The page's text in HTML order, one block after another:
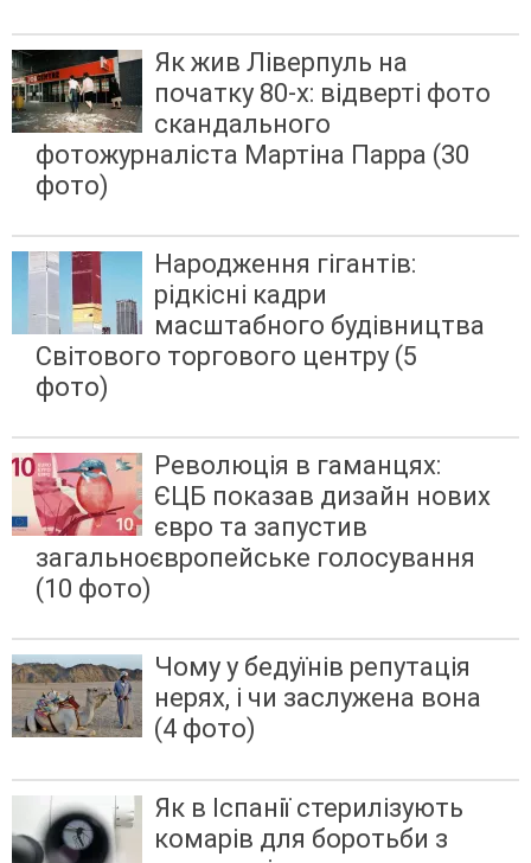
Як жив Ліверпуль на
початку 80-х: відверті фото
скандального
фотожурналіста Мартіна Парра (30
фото)
Народження гігантів:
рідкісні кадри
масштабного будівництва
Світового торгового центру (5
фото)
Революція в гаманцях:
ЄЦБ показав дизайн нових
євро та запустив
загальноєвропейське голосування
(10 фото)
Чому у бедуїнів репутація
нерях, і чи заслужена вона
(4 фото)
Як в Іспанії стерилізують
комарів для боротьби з